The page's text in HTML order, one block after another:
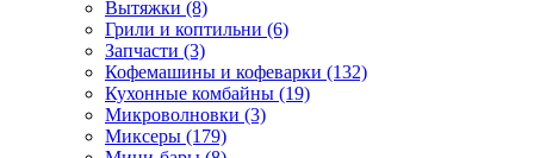
Вытяжки (8)
Грили и коптильни (6)
Запчасти (3)
Кофемашины и кофеварки (132)
Кухонные комбайны (19)
Микроволновки (3)
Миксеры (179)